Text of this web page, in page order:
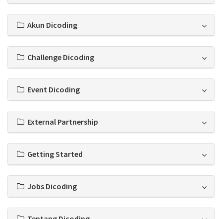
Akun Dicoding
Challenge Dicoding
Event Dicoding
External Partnership
Getting Started
Jobs Dicoding